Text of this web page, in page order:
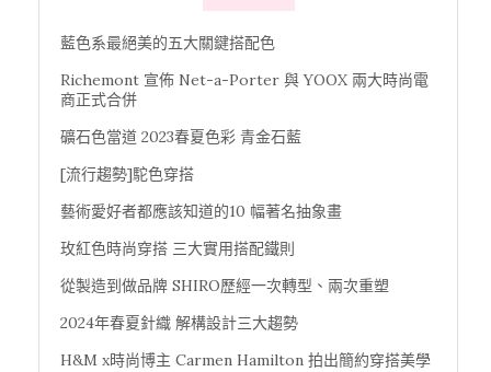
藍色系最絕美的五大關鍵搭配色
Richemont 宣佈 Net-a-Porter 與 YOOX 兩大時尚電
商正式合併
礦石色當道 2023春夏色彩 青金石藍
[流行趨勢]駝色穿搭
藝術愛好者都應該知道的10 幅著名抽象畫
玫紅色時尚穿搭 三大實用搭配鐵則
從製造到做品牌 SHIRO歷經一次轉型、兩次重塑
2024年春夏針織 解構設計三大趨勢
H&M x時尚博主 Carmen Hamilton 拍出簡約穿搭美學